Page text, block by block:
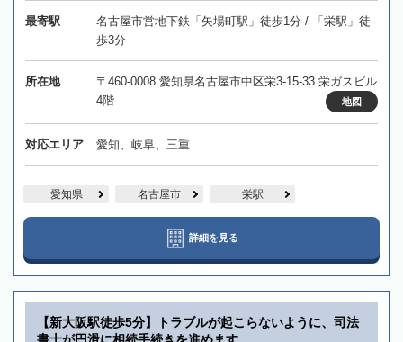
最寄駅
名古屋市営地下鉄「矢場町駅」徒歩1分 / 「栄駅」徒
歩3分
所在地
〒460-0008 愛知県名古屋市中区栄3-15-33 栄ガスビル
4階
地図
対応エリア 愛知、岐阜、三重
愛知県 名古屋市 栄駅
詳細を見る
【新大阪駅徒歩5分】トラブルが起こらないように、司法
書士が円滑に相続手続きを進めます